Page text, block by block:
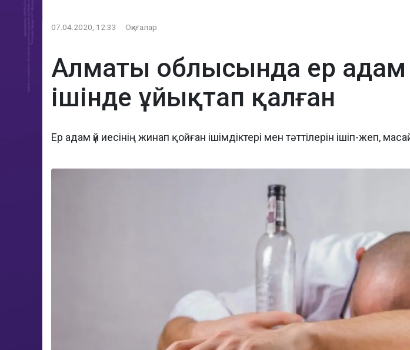
07.04.2020, 12:33 Оқиғалар
Алматы облысында ер адам
ішінде ұйықтап қалған
Ер адам үй иесінің жинап қойған ішімдіктері мен тәттілерін ішіп-жеп,